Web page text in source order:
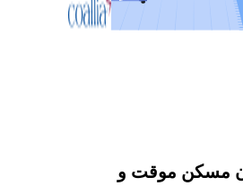
مسکن موقت و